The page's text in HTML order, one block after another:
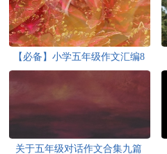
【必备】小学五年级作文汇编8
关于五年级对话作文合集九篇